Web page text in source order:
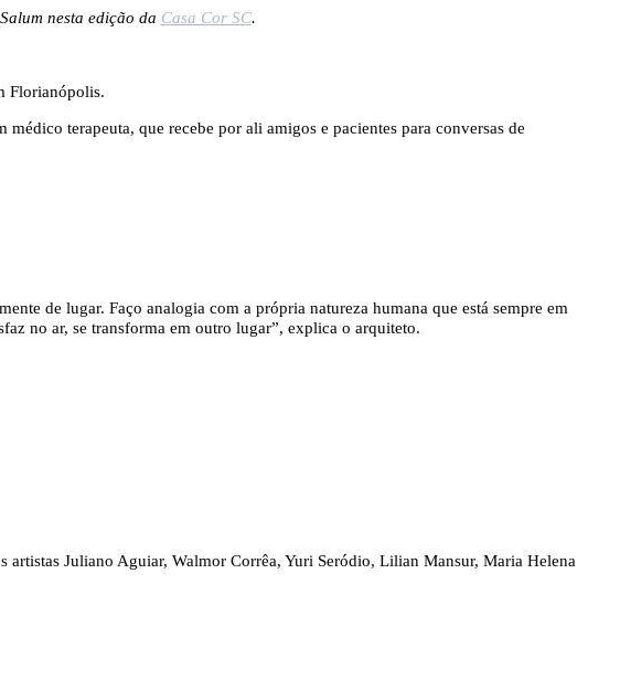
nesta edição da Casa Cor SC.
Florianópolis.
terapeuta, que recebe por ali amigos e pacientes para conversas de
de lugar. Faço analogia com a própria natureza humana que está sempre em
no ar, se transforma em outro lugar”, explica o arquiteto.
Juliano Aguiar, Walmor Corrêa, Yuri Seródio, Lilian Mansur, Maria Helena